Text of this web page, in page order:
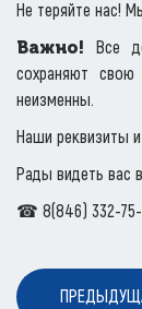
Не теряйте нас!
Важно! Все
сохраняют
неизменны.
Наши реквизиты
Рады видеть вас
☎ 8(846) 332-75-